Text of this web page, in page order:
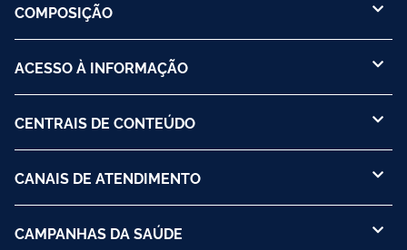
COMPOSIÇÃO
ACESSO À INFORMAÇÃO
CENTRAIS DE CONTEÚDO
CANAIS DE ATENDIMENTO
CAMPANHAS DA SAÚDE